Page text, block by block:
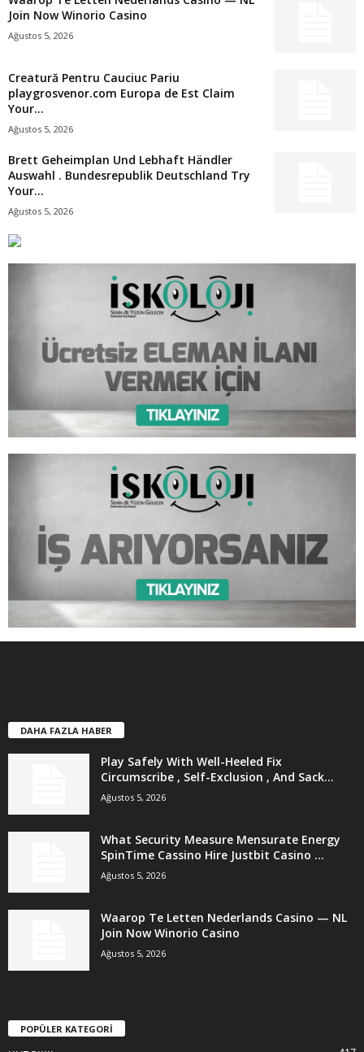
Join Now Winorio Casino
Ağustos 5, 2026
Creatură Pentru Cauciuc Pariu
playgrosvenor.com Europa de Est Claim
Your...
Ağustos 5, 2026
Brett Geheimplan Und Lebhaft Händler
Auswahl . Bundesrepublik Deutschland Try
Your...
Ağustos 5, 2026
DAHA FAZLA HABER
Play Safely With Well-Heeled Fix
Circumscribe , Self-Exclusion , And Sack...
Ağustos 5, 2026
What Security Measure Mensurate Energy
SpinTime Cassino Hire Justbit Casino ...
Ağustos 5, 2026
Waarop Te Letten Nederlands Casino — NL
Join Now Winorio Casino
Ağustos 5, 2026
POPÜLER KATEGORİ